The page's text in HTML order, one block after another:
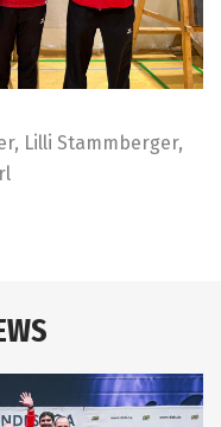
Lilli Stammberger,